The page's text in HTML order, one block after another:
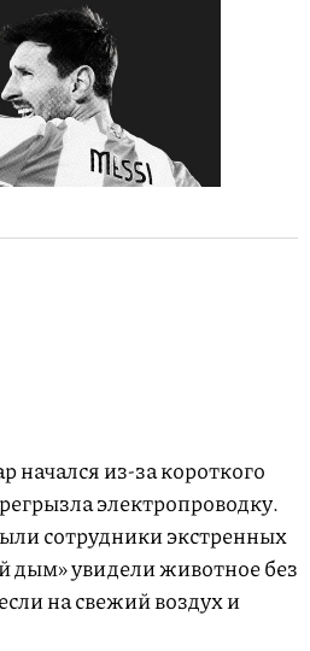
начался из-за короткого
электропроводку.
сотрудники экстренных
дым» увидели животное без
на свежий воздух и